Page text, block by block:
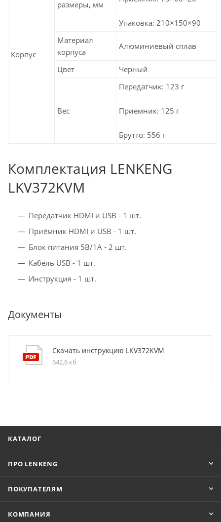
Корпус
размеры, мм
Упаковка: 210×150×90
Материал
корпуса
Алюминиевый сплав
Цвет Черный
Вес
Передатчик: 123 г
Приемник: 125 г
Брутто: 556 г
Комплектация LENKENG
LKV372KVM
Передатчик HDMI и USB - 1 шт.
Приёмник HDMI и USB - 1 шт.
Блок питания 5В/1А - 2 шт.
Кабель USB - 1 шт.
Инструкция - 1 шт.
Документы
Скачать инструкцию LKV372KVM
642,6 кб
КАТАЛОГ
ПРО LENKENG
ПОКУПАТЕЛЯМ
КОМПАНИЯ